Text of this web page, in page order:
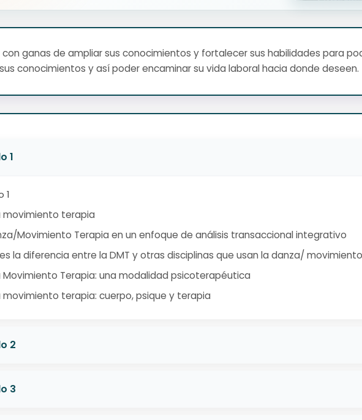
con ganas de ampliar sus conocimientos y fortalecer sus habilidades para
conocimientos y así poder encaminar su vida laboral hacia donde deseen.
1
1
movimiento terapia
Movimiento Terapia en un enfoque de análisis transaccional integrativo
la diferencia entre la DMT y otras disciplinas que usan la danza/
Movimiento Terapia: una modalidad psicoterapéutica
movimiento terapia: cuerpo, psique y terapia
2
3